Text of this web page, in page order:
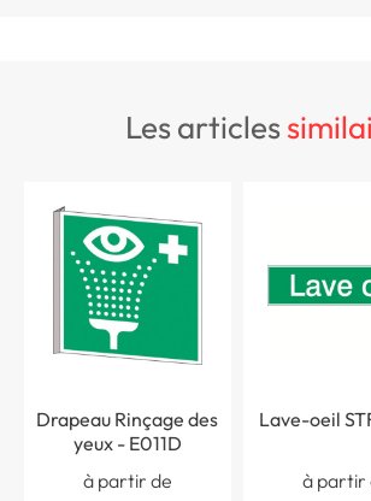
les articles
Drapeau Rinçage des
yeux - E011D
à partir de
Lave-oeil
à partir